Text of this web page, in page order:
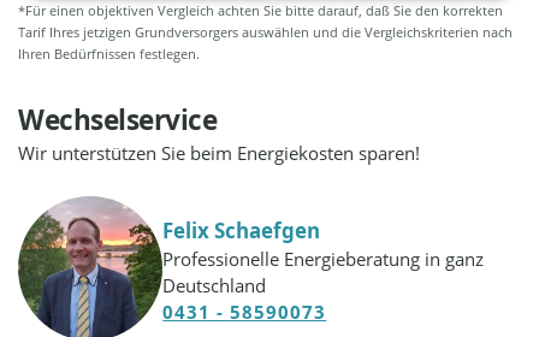
*Für einen objektiven Vergleich achten Sie bitte darauf, daß Sie den korrekten
Tarif Ihres jetzigen Grundversorgers auswählen und die Vergleichskriterien nach
Ihren Bedürfnissen festlegen.
Wechselservice
Wir unterstützen Sie beim Energiekosten sparen!
Felix Schaefgen
Professionelle Energieberatung in ganz
Deutschland
0431 - 58590073